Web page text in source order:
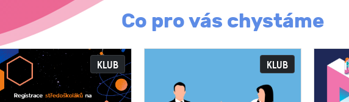
Co pro vás chystáme
KLUB KLUB